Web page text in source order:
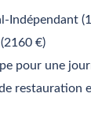
Indépendant
€)
pour une
restauration